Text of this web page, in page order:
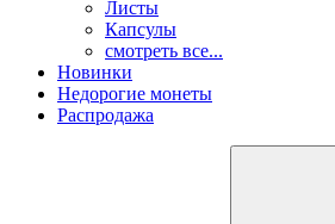
Листы
Капсулы
смотреть все...
Новинки
Недорогие монеты
Распродажа